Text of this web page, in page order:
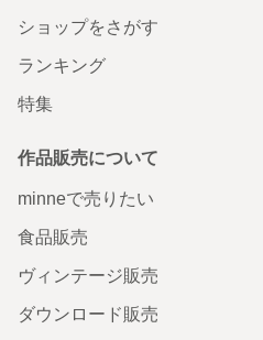
ショップをさがす
ランキング
特集
作品販売について
minneで売りたい
食品販売
ヴィンテージ販売
ダウンロード販売